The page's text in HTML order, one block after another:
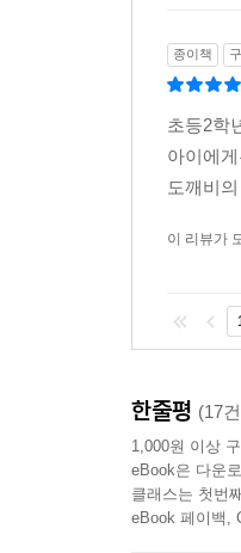
종이책
초등2학
아이에
도깨비
이 리뷰가
한줄평 (17
1,000원 이상
eBook은 다운
클래스는 첫번
eBook 페이백,